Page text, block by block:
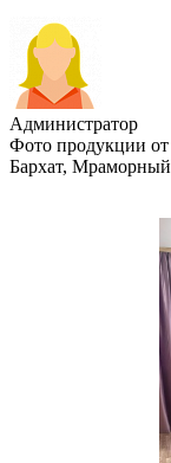
Администратор
Фото продукции
Бархат,